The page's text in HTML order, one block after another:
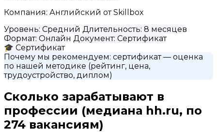
Компания: Английский от Skillbox
Уровень: Средний Длительность: 8 месяцев
Формат: Онлайн Документ: Сертификат
🎓 Сертификат
Почему мы рекомендуем: сертификат— оценка
по нашей методике (рейтинг, цена,
трудоустройство, диплом)
Сколько зарабатывают в
профессии (медиана hh.ru, по
274 вакансиям)